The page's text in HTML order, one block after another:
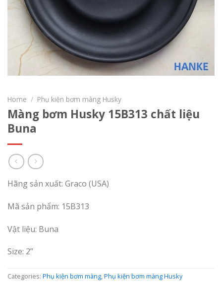
Home / Phụ kiện bơm màng Husky
Màng bơm Husky 15B313 chất liệu
Buna
Hãng sản xuất: Graco (USA)
Mã sản phẩm: 15B313
Vật liệu: Buna
Size: 2”
Categories: Phụ kiện bơm màng,Phụ kiện bơm màng Husky